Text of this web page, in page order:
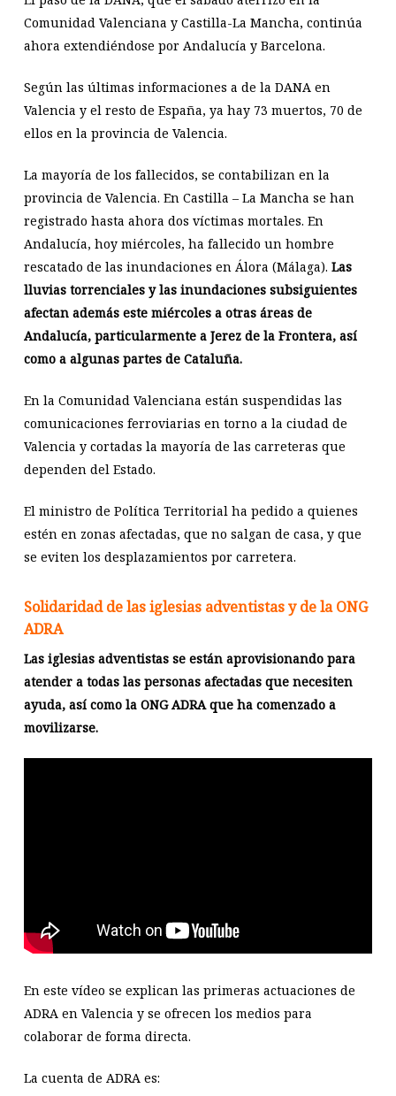
Comunidad Valenciana y Castilla-La Mancha, continúa
ahora extendiéndose por Andalucía y Barcelona.
Según las últimas informaciones a de la DANA en
Valencia y el resto de España, ya hay 73 muertos, 70 de
ellos en la provincia de Valencia.
La mayoría de los fallecidos, se contabilizan en la
provincia de Valencia. En Castilla – La Mancha se han
registrado hasta ahora dos víctimas mortales. En
Andalucía, hoy miércoles, ha fallecido un hombre
rescatado de las inundaciones en Álora (Málaga). Las
lluvias torrenciales y las inundaciones subsiguientes
afectan además este miércoles a otras áreas de
Andalucía, particularmente a Jerez de la Frontera, así
como a algunas partes de Cataluña.
En la Comunidad Valenciana están suspendidas las
comunicaciones ferroviarias en torno a la ciudad de
Valencia y cortadas la mayoría de las carreteras que
dependen del Estado.
El ministro de Política Territorial ha pedido a quienes
estén en zonas afectadas, que no salgan de casa, y que
se eviten los desplazamientos por carretera.
Solidaridad de las iglesias adventistas y de la ONG
ADRA
Las iglesias adventistas se están aprovisionando para
atender a todas las personas afectadas que necesiten
ayuda, así como la ONG ADRA que ha comenzado a
movilizarse.
En este vídeo se explican las primeras actuaciones de
ADRA en Valencia y se ofrecen los medios para
colaborar de forma directa.
La cuenta de ADRA es: